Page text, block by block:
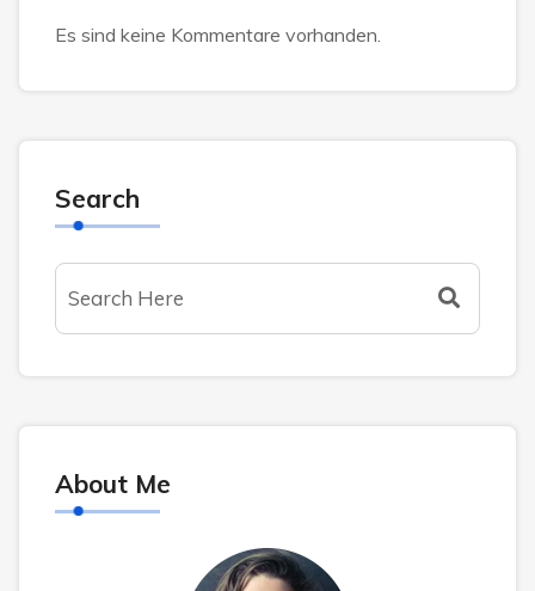
Es sind keine Kommentare vorhanden.
Search
About Me